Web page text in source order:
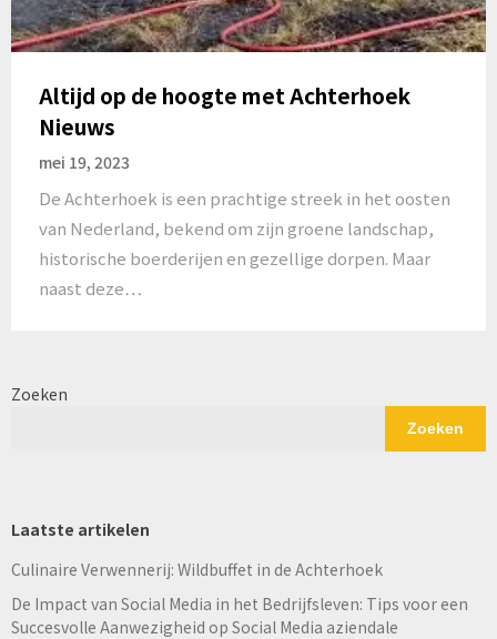
Altijd op de hoogte met Achterhoek
Nieuws
mei 19, 2023
De Achterhoek is een prachtige streek in het oosten
van Nederland, bekend om zijn groene landschap,
historische boerderijen en gezellige dorpen. Maar
naast deze…
Zoeken
Zoeken
Laatste artikelen
Culinaire Verwennerij: Wildbuffet in de Achterhoek
De Impact van Social Media in het Bedrijfsleven: Tips voor een
Succesvolle Aanwezigheid op Social Media aziendale